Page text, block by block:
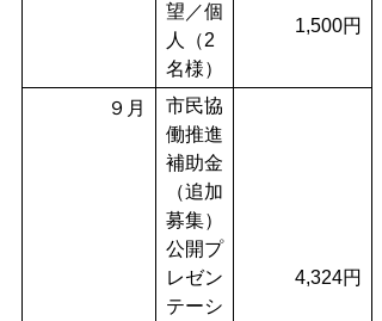
望／個
人（2
名様）
1,500円
９月
市民協
働推進
補助金
（追加
募集）
公開プ
レゼン
テーシ
4,324円